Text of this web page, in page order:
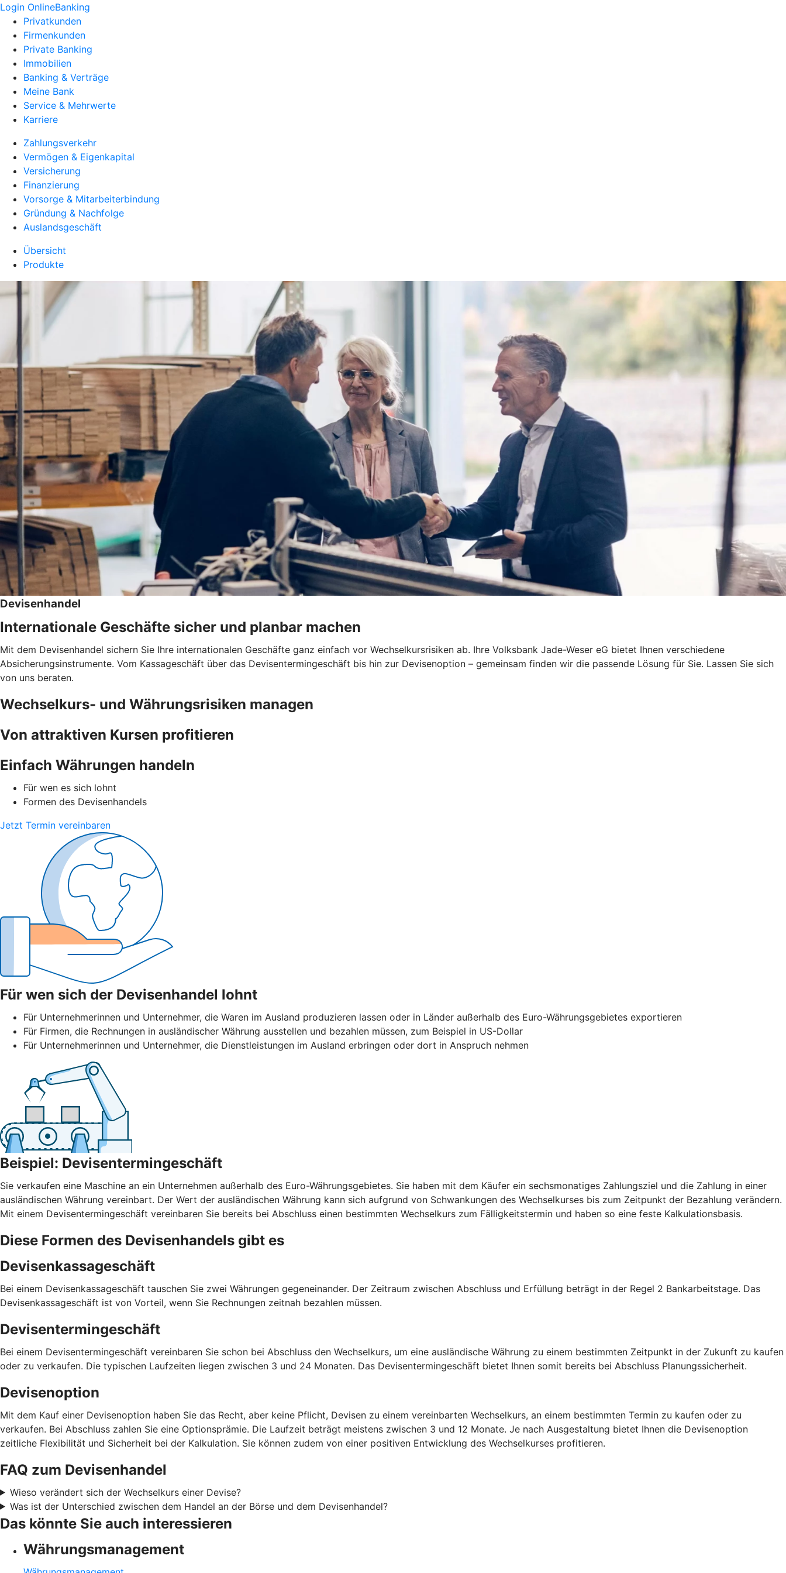
Login OnlineBanking
Privatkunden
Firmenkunden
Private Banking
Immobilien
Banking & Verträge
Meine Bank
Service & Mehrwerte
Karriere
Zahlungsverkehr
Vermögen & Eigenkapital
Versicherung
Finanzierung
Vorsorge & Mitarbeiterbindung
Gründung & Nachfolge
Auslandsgeschäft
Übersicht
Produkte
Devisenhandel
Internationale Geschäfte sicher und planbar machen
Mit dem Devisenhandel sichern Sie Ihre internationalen Geschäfte ganz einfach vor Wechselkursrisiken ab. Ihre Volksbank Jade-Weser eG bietet Ihnen verschiedene
Absicherungsinstrumente. Vom Kassageschäft über das Devisentermingeschäft bis hin zur Devisenoption – gemeinsam finden wir die passende Lösung für Sie. Lassen Sie sich
von uns beraten.
Wechselkurs- und Währungsrisiken managen
Von attraktiven Kursen profitieren
Einfach Währungen handeln
Für wen es sich lohnt
Formen des Devisenhandels
Jetzt Termin vereinbaren
Für wen sich der Devisenhandel lohnt
Für Unternehmerinnen und Unternehmer, die Waren im Ausland produzieren lassen oder in Länder außerhalb des Euro-Währungsgebietes exportieren
Für Firmen, die Rechnungen in ausländischer Währung ausstellen und bezahlen müssen, zum Beispiel in US-Dollar
Für Unternehmerinnen und Unternehmer, die Dienstleistungen im Ausland erbringen oder dort in Anspruch nehmen
Beispiel: Devisentermingeschäft
Sie verkaufen eine Maschine an ein Unternehmen außerhalb des Euro-Währungsgebietes. Sie haben mit dem Käufer ein sechsmonatiges Zahlungsziel und die Zahlung in einer
ausländischen Währung vereinbart. Der Wert der ausländischen Währung kann sich aufgrund von Schwankungen des Wechselkurses bis zum Zeitpunkt der Bezahlung verändern.
Mit einem Devisentermingeschäft vereinbaren Sie bereits bei Abschluss einen bestimmten Wechselkurs zum Fälligkeitstermin und haben so eine feste Kalkulationsbasis.
Diese Formen des Devisenhandels gibt es
Devisenkassageschäft
Bei einem Devisenkassageschäft tauschen Sie zwei Währungen gegeneinander. Der Zeitraum zwischen Abschluss und Erfüllung beträgt in der Regel 2 Bankarbeitstage. Das
Devisenkassageschäft ist von Vorteil, wenn Sie Rechnungen zeitnah bezahlen müssen.
Devisentermingeschäft
Bei einem Devisentermingeschäft vereinbaren Sie schon bei Abschluss den Wechselkurs, um eine ausländische Währung zu einem bestimmten Zeitpunkt in der Zukunft zu kaufen
oder zu verkaufen. Die typischen Laufzeiten liegen zwischen 3 und 24 Monaten. Das Devisentermingeschäft bietet Ihnen somit bereits bei Abschluss Planungssicherheit.
Devisenoption
Mit dem Kauf einer Devisenoption haben Sie das Recht, aber keine Pflicht, Devisen zu einem vereinbarten Wechselkurs, an einem bestimmten Termin zu kaufen oder zu
verkaufen. Bei Abschluss zahlen Sie eine Optionsprämie. Die Laufzeit beträgt meistens zwischen 3 und 12 Monate. Je nach Ausgestaltung bietet Ihnen die Devisenoption
zeitliche Flexibilität und Sicherheit bei der Kalkulation. Sie können zudem von einer positiven Entwicklung des Wechselkurses profitieren.
FAQ zum Devisenhandel
Wieso verändert sich der Wechselkurs einer Devise?
Was ist der Unterschied zwischen dem Handel an der Börse und dem Devisenhandel?
Das könnte Sie auch interessieren
Währungsmanagement